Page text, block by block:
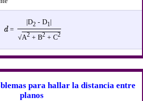
d=
|D2 - D1|
√A2+ B2+ C2
para hallar la distancia entre
planos